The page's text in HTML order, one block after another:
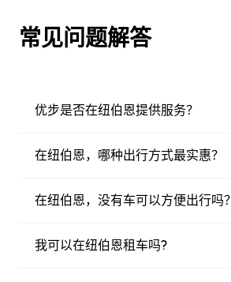
常见问题解答
优步是否在纽伯恩提供服务？
在纽伯恩，哪种出行方式最实惠？
在纽伯恩，没有车可以方便出行吗？
我可以在纽伯恩租车吗?